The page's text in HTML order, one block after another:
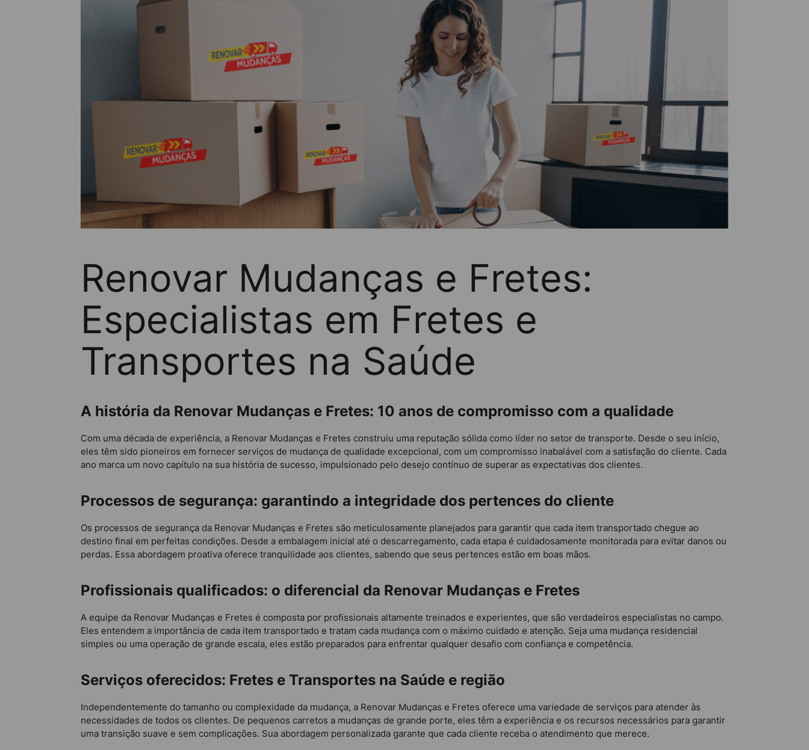
Renovar Mudanças e Fretes:
Especialistas em Fretes e
Transportes na Saúde
A história da Renovar Mudanças e Fretes: 10 anos de compromisso com a qualidade
Com uma década de experiência, a Renovar Mudanças e Fretes construiu uma reputação sólida como líder no setor de transporte. Desde o seu início,
eles têm sido pioneiros em fornecer serviços de mudança de qualidade excepcional, com um compromisso inabalável com a satisfação do cliente. Cada
ano marca um novo capítulo na sua história de sucesso, impulsionado pelo desejo contínuo de superar as expectativas dos clientes.
Processos de segurança: garantindo a integridade dos pertences do cliente
Os processos de segurança da Renovar Mudanças e Fretes são meticulosamente planejados para garantir que cada item transportado chegue ao
destino final em perfeitas condições. Desde a embalagem inicial até o descarregamento, cada etapa é cuidadosamente monitorada para evitar danos ou
perdas. Essa abordagem proativa oferece tranquilidade aos clientes, sabendo que seus pertences estão em boas mãos.
Profissionais qualificados: o diferencial da Renovar Mudanças e Fretes
A equipe da Renovar Mudanças e Fretes é composta por profissionais altamente treinados e experientes, que são verdadeiros especialistas no campo.
Eles entendem a importância de cada item transportado e tratam cada mudança com o máximo cuidado e atenção. Seja uma mudança residencial
simples ou uma operação de grande escala, eles estão preparados para enfrentar qualquer desafio com confiança e competência.
Serviços oferecidos: Fretes e Transportes na Saúde e região
Independentemente do tamanho ou complexidade da mudança, a Renovar Mudanças e Fretes oferece uma variedade de serviços para atender às
necessidades de todos os clientes. De pequenos carretos a mudanças de grande porte, eles têm a experiência e os recursos necessários para garantir
uma transição suave e sem complicações. Sua abordagem personalizada garante que cada cliente receba o atendimento que merece.